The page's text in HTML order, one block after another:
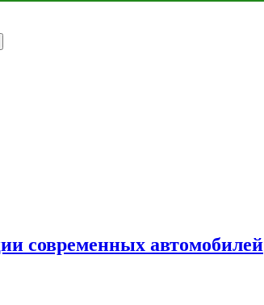
современных автомобилей